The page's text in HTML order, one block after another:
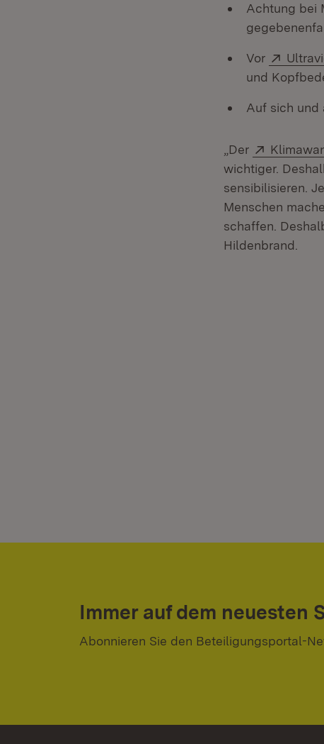
Achtung bei
Vor
und
Auf sich und
„Der Extern:
wichtiger.
sensibilisieren.
Menschen
schaffen.
Hildenbrand.
Immer auf dem neuesten
Abonnieren Sie den Beteiligungsportal-